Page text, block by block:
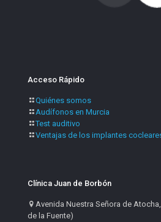
Acceso Rápido
Quiénes somos
Audífonos en Murcia
Test auditivo
Ventajas de los implantes
Clínica Juan de Borbón
Avenida Nuestra Señora de
de la Fuente)